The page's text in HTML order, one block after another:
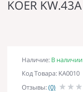
KOER KW.43А
Наличие: В наличии
Код Товара: KA0010
Отзывы:(0)